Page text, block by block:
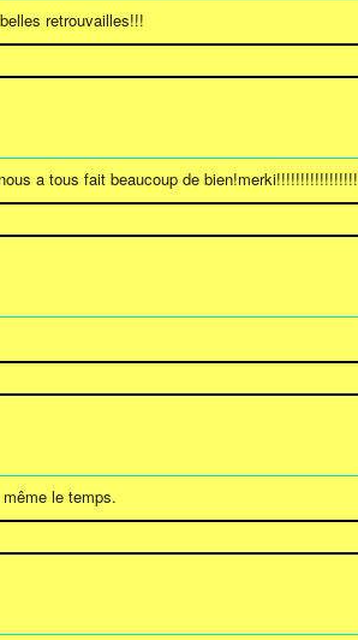
retrouvailles!!!
a tous fait beaucoup de bien!merki!!!!!!!!!!!!!!!!!
le temps.